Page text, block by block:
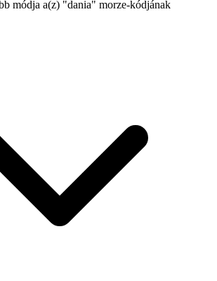
módja a(z) "dania" morze-kódjának